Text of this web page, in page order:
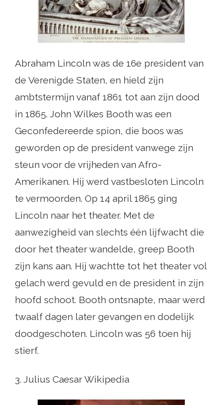
Abraham Lincoln was de 16e president van
de Verenigde Staten, en hield zijn
ambtstermijn vanaf 1861 tot aan zijn dood
in 1865. John Wilkes Booth was een
Geconfedereerde spion, die boos was
geworden op de president vanwege zijn
steun voor de vrijheden van Afro-
Amerikanen. Hij werd vastbesloten Lincoln
te vermoorden. Op 14 april 1865 ging
Lincoln naar het theater. Met de
aanwezigheid van slechts één lijfwacht die
door het theater wandelde, greep Booth
zijn kans aan. Hij wachtte tot het theater vol
gelach werd gevuld en de president in zijn
hoofd schoot. Booth ontsnapte, maar werd
twaalf dagen later gevangen en dodelijk
doodgeschoten. Lincoln was 56 toen hij
stierf.
3. Julius Caesar Wikipedia